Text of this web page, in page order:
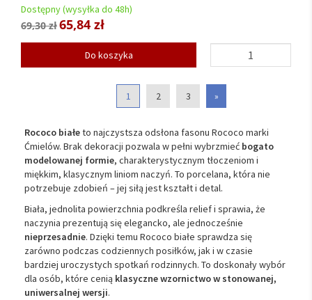
Dostępny (wysyłka do 48h)
69,30 zł65,84 zł
Do koszyka
1 2 3 »
Rococo białeto najczystsza odsłona fasonu Rococo marki
Ćmielów. Brak dekoracji pozwala w pełni wybrzmieć bogato
modelowanej formie, charakterystycznym tłoczeniom i
miękkim, klasycznym liniom naczyń. To porcelana, która nie
potrzebuje zdobień – jej siłą jest kształt i detal.
Biała, jednolita powierzchnia podkreśla relief i sprawia, że
naczynia prezentują się elegancko, ale jednocześnie
nieprzesadnie. Dzięki temu Rococo białe sprawdza się
zarówno podczas codziennych posiłków, jak i w czasie
bardziej uroczystych spotkań rodzinnych. To doskonały wybór
dla osób, które cenią klasyczne wzornictwo w stonowanej,
uniwersalnej wersji.